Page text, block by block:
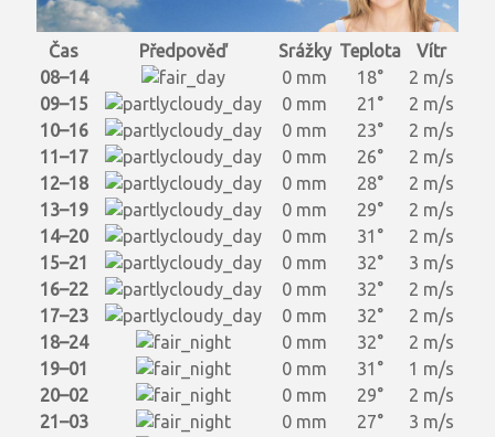
Čas Předpověď Srážky Teplota
Vítr
08–14
0 mm 18°
2 m/s
09–15
0 mm 21°
2 m/s
10–16
0 mm 23°
2 m/s
11–17
0 mm 26°
2 m/s
12–18
0 mm 28°
2 m/s
13–19
0 mm 29°
2 m/s
14–20
0 mm 31°
2 m/s
15–21
0 mm 32°
3 m/s
16–22
0 mm 32°
2 m/s
17–23
0 mm 32°
2 m/s
18–24
0 mm 32°
2 m/s
19–01
0 mm 31°
1 m/s
20–02
0 mm 29°
2 m/s
21–03
0 mm 27°
3 m/s